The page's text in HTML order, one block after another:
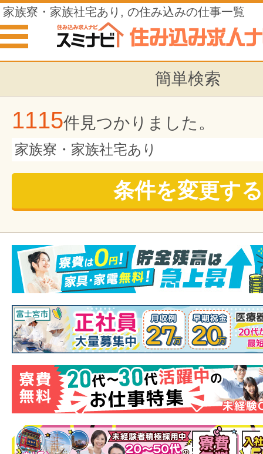
家族寮・家族社宅あり, の住み込みの仕事一覧
簡単検索
1115件見つかりました。
家族寮・家族社宅あり
条件を変更する